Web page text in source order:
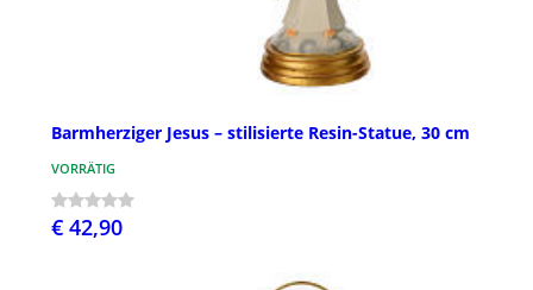
Barmherziger Jesus – stilisierte Resin-Statue, 30 cm
VORRÄTIG
€ 42,90